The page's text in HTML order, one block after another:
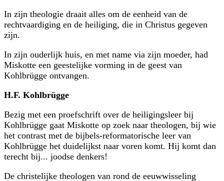
In zijn theologie draait alles om de eenheid van de
rechtvaardiging en de heiliging, die in Christus gegeven
zijn.
In zijn ouderlijk huis, en met name via zijn moeder, had
Miskotte een geestelijke vorming in de geest van
Kohlbrügge ontvangen.
H.F. Kohlbrügge
Bezig met een proefschrift over de heiligingsleer bij
Kohlbrügge gaat Miskotte op zoek naar theologen, bij wie
het contrast met de bijbels-reformatorische leer van
Kohlbrügge het duidelijkst naar voren komt. Hij komt dan
terecht bij... joodse denkers!
De christelijke theologen van rond de eeuwwisseling